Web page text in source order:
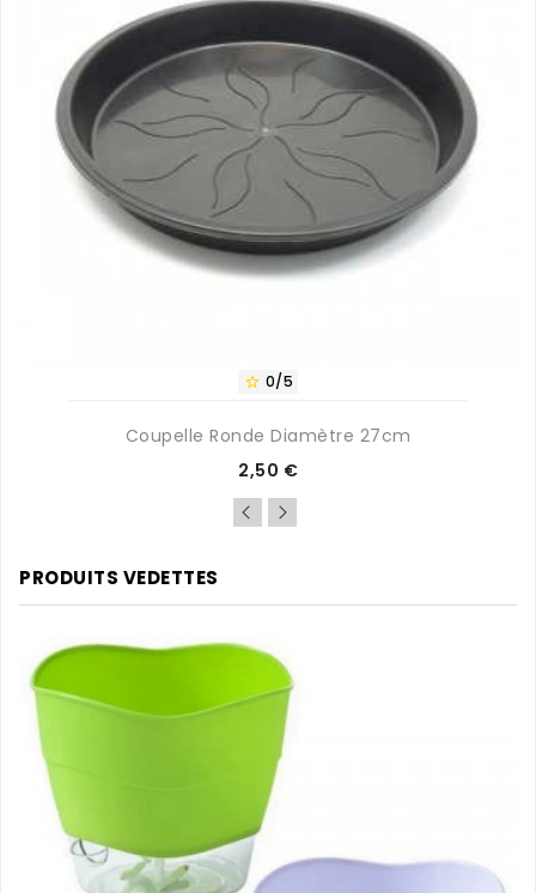
 0/5
Coupelle Ronde Diamètre 27cm
Prix
2,50 €
PRODUITS VEDETTES